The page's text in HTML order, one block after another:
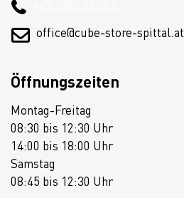
office@cube-store-spittal.at
Öffnungszeiten
Montag-Freitag
08:30 bis 12:30 Uhr
14:00 bis 18:00 Uhr
Samstag
08:45 bis 12:30 Uhr